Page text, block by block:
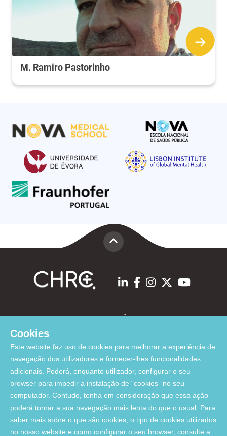
M. Ramiro Pastorinho
LINHAS TEMÁTICAS
LINKS ÚTEIS
Financiamento:
Cookies
Este website faz uso de cookies para melhorar a experiência de
navegação dos utilizadores e fornecer-lhes funcionalidades
adicionais. Poderá, enquanto utilizador, configurar o seu
browser para impedir a instalação de “cookies” no seu
computador. Contudo, tenha em consideração que essa ação
poderá tornar a sua navegação mais lenta do que o usual. Para
saber mais sobre o que são cookies, o tipo de cookies utilizados
no nosso website e como configurar o seu browser, consulte a